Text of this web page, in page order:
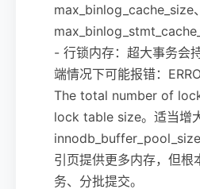
max_binlog_cache_size、
- 行锁内存：超大事务会
端情况下可能报错：
The total number of
lock table size。适当增
引页提供更多内存，但根
务、分批提交。